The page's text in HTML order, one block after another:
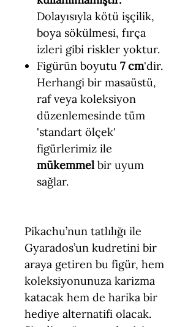
Dolayısıyla kötü işçilik,
boya sökülmesi, fırça
izleri gibi riskler yoktur.
Figürün boyutu 7 cm'dir.
Herhangi bir masaüstü,
raf veya koleksiyon
düzenlemesinde tüm
'standart ölçek'
figürlerimiz ile
mükemmel bir uyum
sağlar.
Pikachu’nun tatlılığı ile
Gyarados’un kudretini bir
araya getiren bu figür, hem
koleksiyonunuza karizma
katacak hem de harika bir
hediye alternatifi olacak.